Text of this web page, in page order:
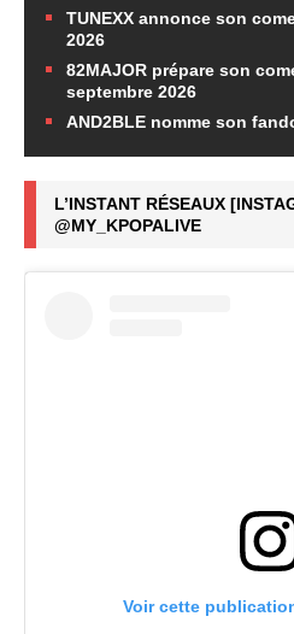
TUNEXX annonce son
2026
82MAJOR prépare son
septembre 2026
AND2BLE nomme son
L’INSTANT RÉSEAUX
@MY_KPOPALIVE
Voir cette